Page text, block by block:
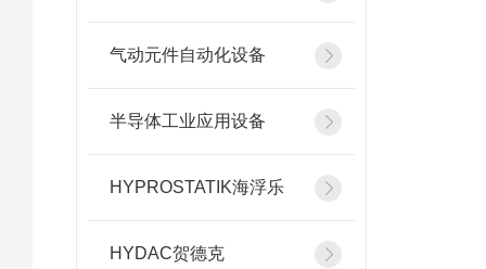
气动元件自动化设备
半导体工业应用设备
HYPROSTATIK海浮乐
HYDAC贺德克